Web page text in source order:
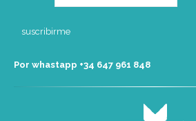
Por whastapp +34 ‭647 961 848‬